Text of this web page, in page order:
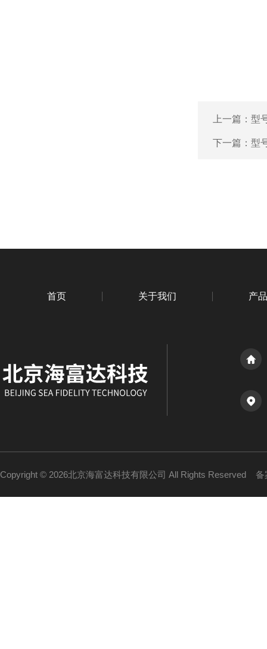
上一篇： 型
下一篇： 型
首页 关于我们 产
Copyright © 2026北京海富达科技有限公司 All Rights Reserved 备